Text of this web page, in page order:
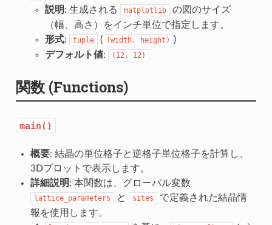
説明: 生成される matplotlib
の図のサイズ
（幅、高さ）をインチ単位で指定します。
形式: tuple ( (width, height)
)
デフォルト値: (12, 12)
関数 (Functions)
main()
概要: 結晶の単位格子と逆格子単位格子を計算し、
3Dプロットで表示します。
詳細説明: 本関数は、グローバル変数
lattice_parameters と sites
で定義された結晶情
報を使用します。